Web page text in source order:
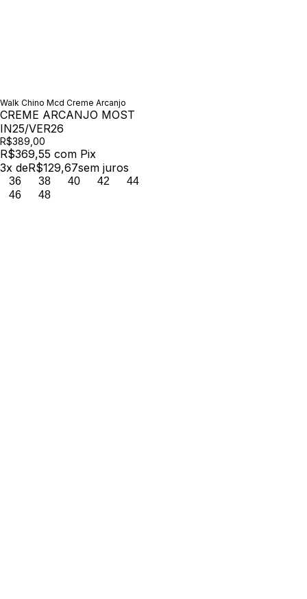
Walk Chino Mcd Creme Arcanjo
CREME ARCANJO MOST
IN25/VER26
R$389,00
R$369,55 com Pix
3x deR$129,67sem juros
36 38 40 42
44
46
48